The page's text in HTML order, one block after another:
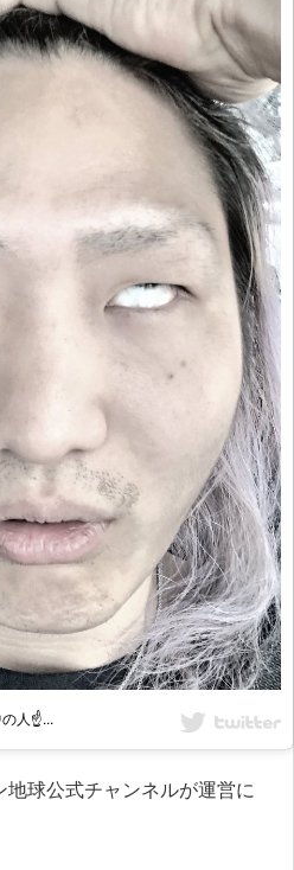
人☝...
球公式チャンネルが運営に